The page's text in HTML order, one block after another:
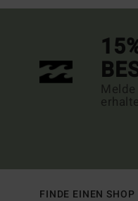
FINDE EINEN SHOP